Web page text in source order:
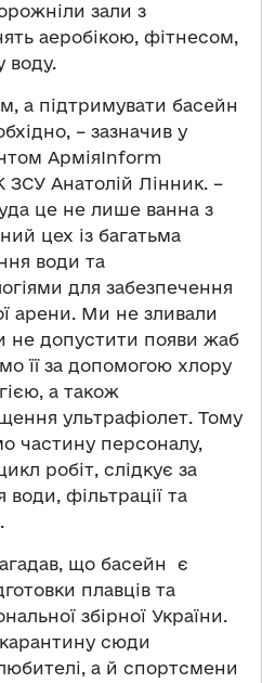
зали з
аеробікою, фітнесом,
воду.
а підтримувати басейн
– зазначив у
АрміяInform
Анатолій Лінник. –
це не лише ванна з
цех із багатьма
води та
для забезпечення
арени. Ми не зливали
не допустити появи жаб
її за допомогою хлору
а також
ультрафіолет. Тому
частину персоналу,
робіт, слідкує за
води, фільтрації та
що басейн є
плавців та
збірної України.
сюди
а й спортсмени